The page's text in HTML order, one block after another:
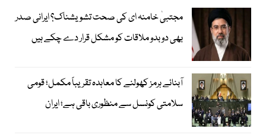
مجتبیٰ خامنہ ای کی صحت تشویشناک؟ ایرانی صدر
بھی دوبدو ملاقات کو مشکل قرار دے چکے ہیں
آبنائے ہرمز کھولنے کا معاہدہ تقریباً مکمل؛ قومی
سلامتی کونسل سے منظوری باقی ہے؛ ایران